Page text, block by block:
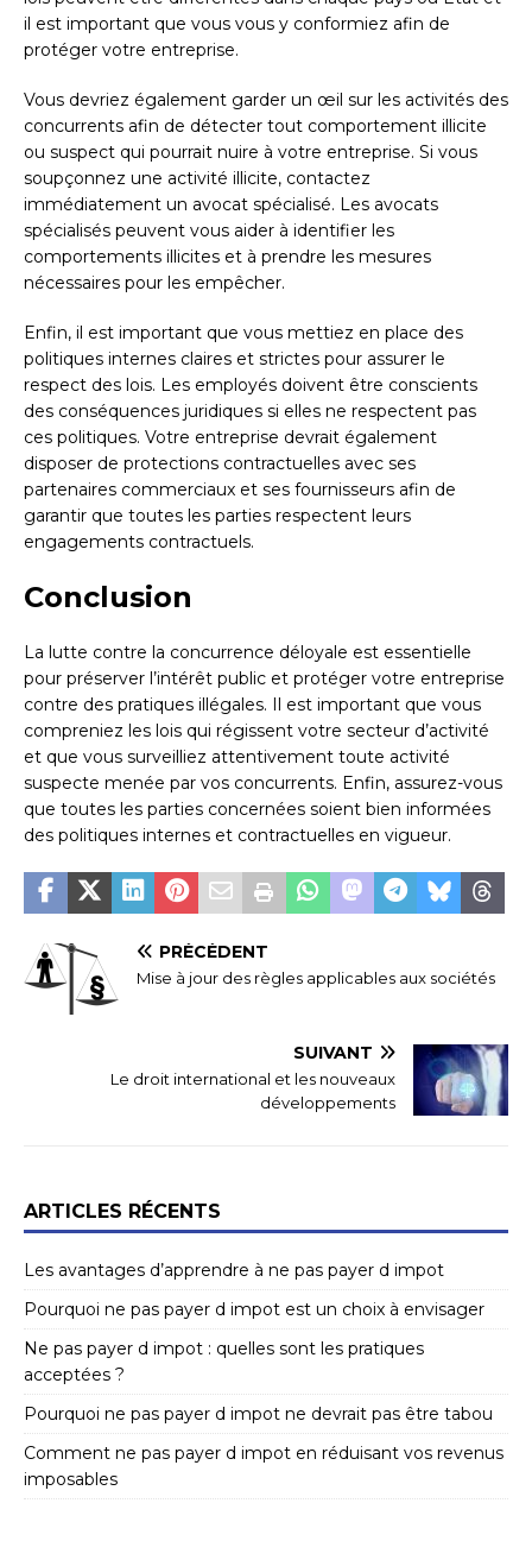
il est important que vous vous y conformiez afin de
protéger votre entreprise.
Vous devriez également garder un œil sur les activités des
concurrents afin de détecter tout comportement illicite
ou suspect qui pourrait nuire à votre entreprise. Si vous
soupçonnez une activité illicite, contactez
immédiatement un avocat spécialisé. Les avocats
spécialisés peuvent vous aider à identifier les
comportements illicites et à prendre les mesures
nécessaires pour les empêcher.
Enfin, il est important que vous mettiez en place des
politiques internes claires et strictes pour assurer le
respect des lois. Les employés doivent être conscients
des conséquences juridiques si elles ne respectent pas
ces politiques. Votre entreprise devrait également
disposer de protections contractuelles avec ses
partenaires commerciaux et ses fournisseurs afin de
garantir que toutes les parties respectent leurs
engagements contractuels.
Conclusion
La lutte contre la concurrence déloyale est essentielle
pour préserver l’intérêt public et protéger votre entreprise
contre des pratiques illégales. Il est important que vous
compreniez les lois qui régissent votre secteur d’activité
et que vous surveilliez attentivement toute activité
suspecte menée par vos concurrents. Enfin, assurez-vous
que toutes les parties concernées soient bien informées
des politiques internes et contractuelles en vigueur.
PRÉCÉDENT
Mise à jour des règles applicables aux sociétés
SUIVANT
Le droit international et les nouveaux
développements
ARTICLES RÉCENTS
Les avantages d’apprendre à ne pas payer d impot
Pourquoi ne pas payer d impot est un choix à envisager
Ne pas payer d impot : quelles sont les pratiques
acceptées ?
Pourquoi ne pas payer d impot ne devrait pas être tabou
Comment ne pas payer d impot en réduisant vos revenus
imposables